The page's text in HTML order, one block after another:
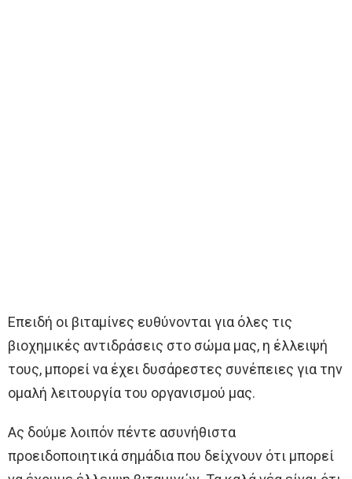
Επειδή οι βιταμίνες ευθύνονται για όλες τις
βιοχημικές αντιδράσεις στο σώμα μας, η έλλειψή
τους, μπορεί να έχει δυσάρεστες συνέπειες για την
ομαλή λειτουργία του οργανισμού μας.
Ας δούμε λοιπόν πέντε ασυνήθιστα
προειδοποιητικά σημάδια που δείχνουν ότι μπορεί